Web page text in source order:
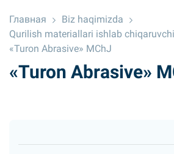
Главная
Biz haqimizda
Qurilish materiallari ishlab
«Turon Abrasive» MChJ
«Turon Abrasive»